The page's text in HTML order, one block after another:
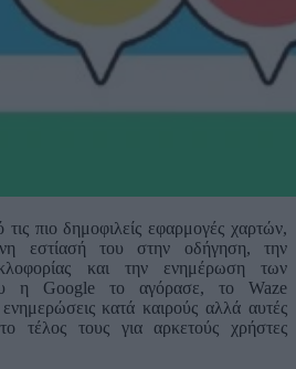
πιο δημοφιλείς εφαρμογές χαρτών,
εστίασή του στην οδήγηση, την
και την ενημέρωση των
η Google το αγόρασε, το Waze
κατά καιρούς αλλά αυτές
τέλος τους για αρκετούς χρήστες